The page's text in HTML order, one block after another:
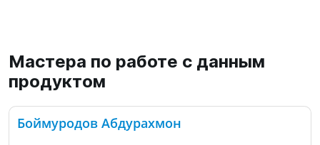
Мастера по работе с данным
продуктом
Боймуродов Абдурахмон